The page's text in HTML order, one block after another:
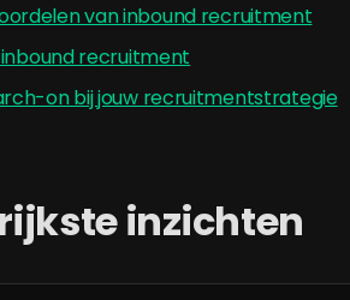
van inbound recruitment
inbound recruitment
on bij jouw recruitmentstrategie
inzichten